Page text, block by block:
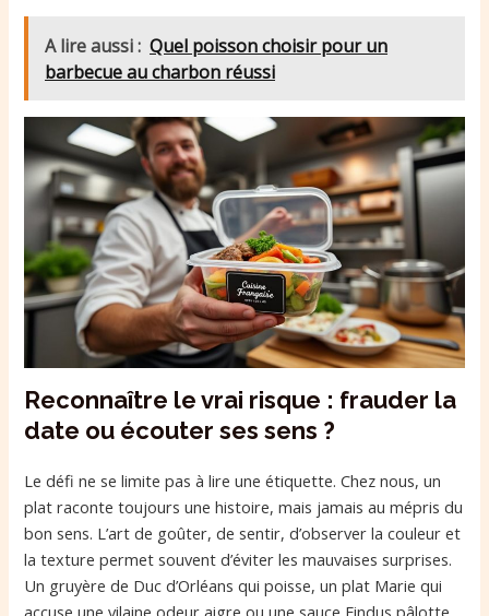
A lire aussi : Quel poisson choisir pour un
barbecue au charbon réussi
Reconnaître le vrai risque : frauder la
date ou écouter ses sens ?
Le défi ne se limite pas à lire une étiquette. Chez nous, un
plat raconte toujours une histoire, mais jamais au mépris du
bon sens. L’art de goûter, de sentir, d’observer la couleur et
la texture permet souvent d’éviter les mauvaises surprises.
Un gruyère de Duc d’Orléans qui poisse, un plat Marie qui
accuse une vilaine odeur aigre ou une sauce Findus pâlotte